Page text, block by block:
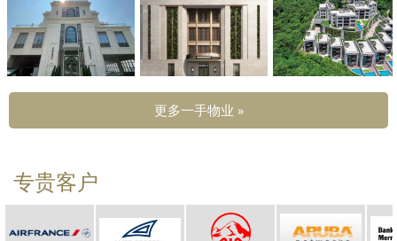
更多一手物业 »
专贵客户